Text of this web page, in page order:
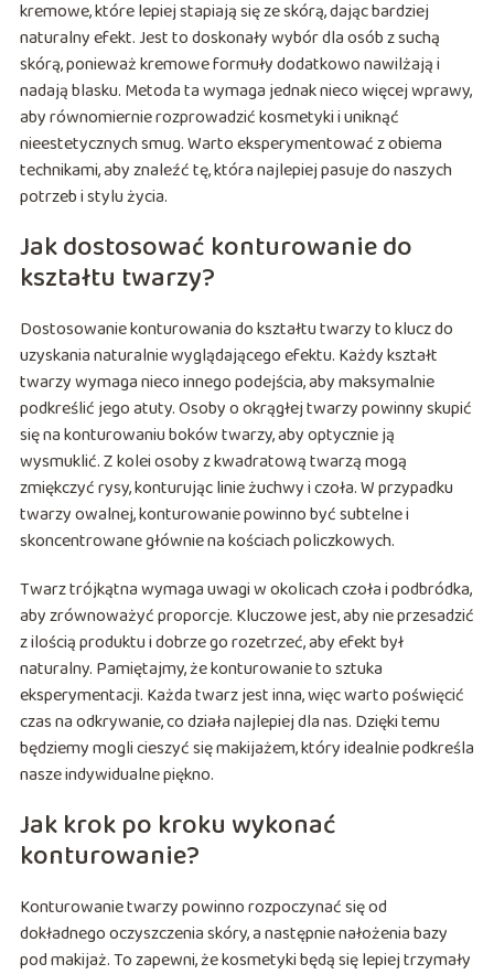
kremowe, które lepiej stapiają się ze skórą, dając bardziej
naturalny efekt. Jest to doskonały wybór dla osób z suchą
skórą, ponieważ kremowe formuły dodatkowo nawilżają i
nadają blasku. Metoda ta wymaga jednak nieco więcej wprawy,
aby równomiernie rozprowadzić kosmetyki i uniknąć
nieestetycznych smug. Warto eksperymentować z obiema
technikami, aby znaleźć tę, która najlepiej pasuje do naszych
potrzeb i stylu życia.
Jak dostosować konturowanie do
kształtu twarzy?
Dostosowanie konturowania do kształtu twarzy to klucz do
uzyskania naturalnie wyglądającego efektu. Każdy kształt
twarzy wymaga nieco innego podejścia, aby maksymalnie
podkreślić jego atuty. Osoby o okrągłej twarzy powinny skupić
się na konturowaniu boków twarzy, aby optycznie ją
wysmuklić. Z kolei osoby z kwadratową twarzą mogą
zmiękczyć rysy, konturując linie żuchwy i czoła. W przypadku
twarzy owalnej, konturowanie powinno być subtelne i
skoncentrowane głównie na kościach policzkowych.
Twarz trójkątna wymaga uwagi w okolicach czoła i podbródka,
aby zrównoważyć proporcje. Kluczowe jest, aby nie przesadzić
z ilością produktu i dobrze go rozetrzeć, aby efekt był
naturalny. Pamiętajmy, że konturowanie to sztuka
eksperymentacji. Każda twarz jest inna, więc warto poświęcić
czas na odkrywanie, co działa najlepiej dla nas. Dzięki temu
będziemy mogli cieszyć się makijażem, który idealnie podkreśla
nasze indywidualne piękno.
Jak krok po kroku wykonać
konturowanie?
Konturowanie twarzy powinno rozpoczynać się od
dokładnego oczyszczenia skóry, a następnie nałożenia bazy
pod makijaż. To zapewni, że kosmetyki będą się lepiej trzymały